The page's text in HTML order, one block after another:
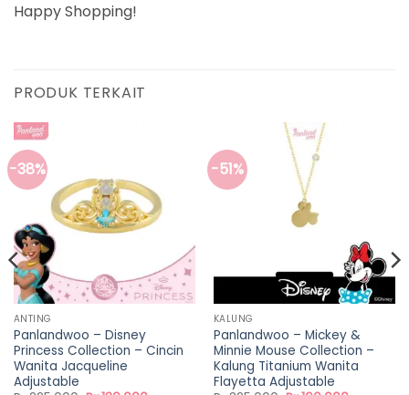
Happy Shopping!
PRODUK TERKAIT
-38%
ANTING
Panlandwoo – Disney
Princess Collection – Cincin
Wanita Jacqueline
Adjustable
-51%
KALUNG
Panlandwoo – Mickey &
Minnie Mouse Collection –
Kalung Titanium Wanita
Flayetta Adjustable